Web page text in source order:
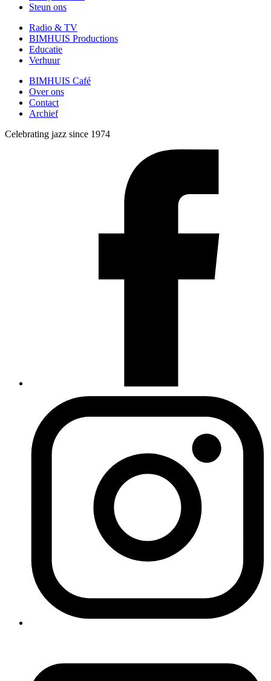
Steun ons
Radio & TV
BIMHUIS Productions
Educatie
Verhuur
BIMHUIS Café
Over ons
Contact
Archief
Celebrating jazz since 1974